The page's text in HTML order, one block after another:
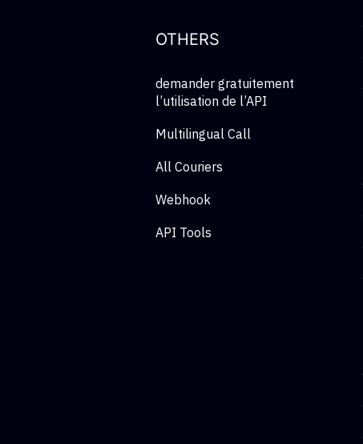
OTHERS
demander gratuitement
l’utilisation de l’API
Multilingual Call
All Couriers
Webhook
API Tools